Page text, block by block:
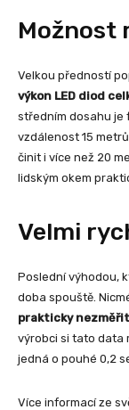
Možnost
Velkou předností
výkon LED diod
středním dosahu je
vzdálenost 15
činit i více než 20
lidským okem
Velmi
Poslední výhodou,
doba spouště.
prakticky
výrobci si tato data
jedná o pouhé 0,2
Více informací ze